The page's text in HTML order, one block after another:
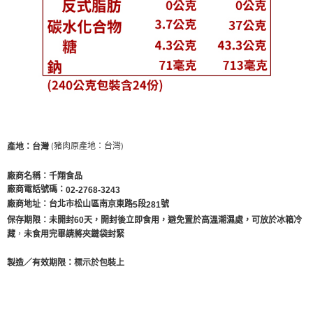
產地：台灣 (豬肉原產地：台灣)
廠商名稱：千翔食品
廠商電話號碼： 02-2768-3243
廠商地址：台北市松山區南京東路5段281號
保存期限： 未開封60天，開封後立即食用，避免置於高溫潮濕處，可放於冰箱冷
藏 ， 未食用完畢請將夾鏈袋封緊
製造／有效期限：標示於包裝上